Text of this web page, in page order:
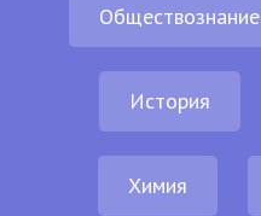
Обществознание
История
Химия